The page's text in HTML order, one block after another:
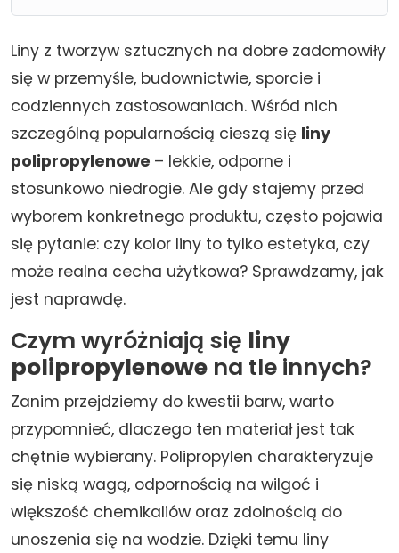
Liny z tworzyw sztucznych na dobre zadomowiły
się w przemyśle, budownictwie, sporcie i
codziennych zastosowaniach. Wśród nich
szczególną popularnością cieszą się liny
polipropylenowe – lekkie, odporne i
stosunkowo niedrogie. Ale gdy stajemy przed
wyborem konkretnego produktu, często pojawia
się pytanie: czy kolor liny to tylko estetyka, czy
może realna cecha użytkowa? Sprawdzamy, jak
jest naprawdę.
Czym wyróżniają się liny
polipropylenowe na tle innych?
Zanim przejdziemy do kwestii barw, warto
przypomnieć, dlaczego ten materiał jest tak
chętnie wybierany. Polipropylen charakteryzuje
się niską wagą, odpornością na wilgoć i
większość chemikaliów oraz zdolnością do
unoszenia się na wodzie. Dzięki temu liny